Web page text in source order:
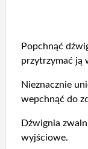
Popchnąć
przytrzymać ją
Nieznacznie
wepchnąć do
Dźwignia
wyjściowe.